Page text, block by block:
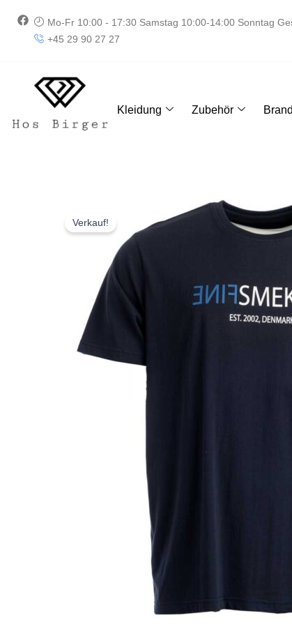
Inhalt
springen
F
a
Mo-Fr 10:00 - 17:30 Samstag 10:00-14:00 Sonntag
+45 29 90 27 27
Kleidung Zubehör
Verkauf!